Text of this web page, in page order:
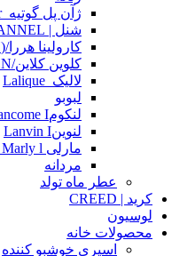
ژآن پل گوتیه_Jean Paul Gaultier
شنل | CHANNEL
کارولینا هررا/(CH)CAROLINA HERRERA
کلوین کلاین/CALVIN KELIEN
لالیک_Lalique
لبوبو
لنکومLancome I
لنوینLanvin I
مارلی Parfum The Marly l
مردانه
عطر ماه تولد
کرید | CREED
لوسیون
محصولات خانه
اسپری خوشبو کننده